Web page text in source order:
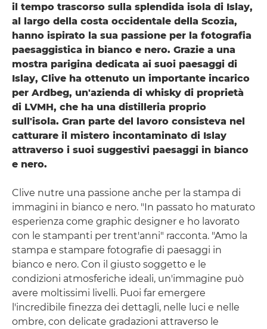
il tempo trascorso sulla splendida isola di Islay,
al largo della costa occidentale della Scozia,
hanno ispirato la sua passione per la fotografia
paesaggistica in bianco e nero. Grazie a una
mostra parigina dedicata ai suoi paesaggi di
Islay, Clive ha ottenuto un importante incarico
per Ardbeg, un'azienda di whisky di proprietà
di LVMH, che ha una distilleria proprio
sull'isola. Gran parte del lavoro consisteva nel
catturare il mistero incontaminato di Islay
attraverso i suoi suggestivi paesaggi in bianco
e nero.
Clive nutre una passione anche per la stampa di
immagini in bianco e nero. "In passato ho maturato
esperienza come graphic designer e ho lavorato
con le stampanti per trent'anni" racconta. "Amo la
stampa e stampare fotografie di paesaggi in
bianco e nero. Con il giusto soggetto e le
condizioni atmosferiche ideali, un'immagine può
avere moltissimi livelli. Puoi far emergere
l'incredibile finezza dei dettagli, nelle luci e nelle
ombre, con delicate gradazioni attraverso le